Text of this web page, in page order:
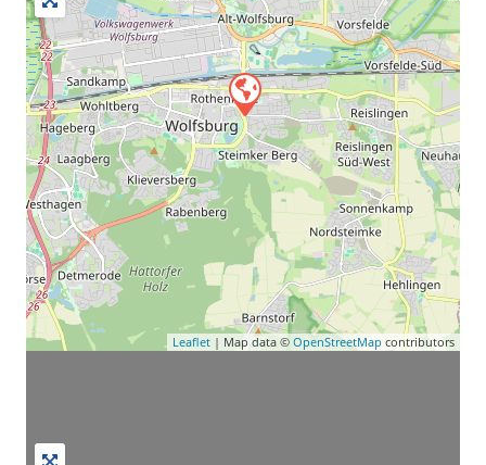
Leaflet | Map data © OpenStreetMap contributors